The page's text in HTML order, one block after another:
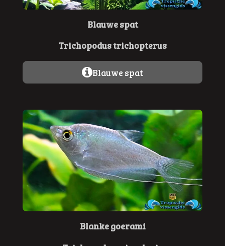
Blauwe spat
Trichopodus trichopterus
Blauwe spat
Blanke goerami